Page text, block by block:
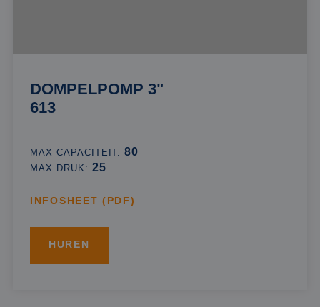
DOMPELPOMP 3"
613
MAX CAPACITEIT:80
MAX DRUK: 25
INFOSHEET (PDF)
HUREN